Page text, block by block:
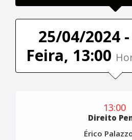
25/04/2024
Feira, 13:00
13:00
Direito
Érico